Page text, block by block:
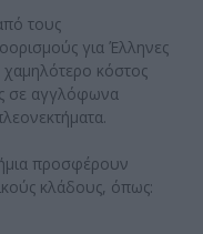
τους
για Έλληνες
χαμηλότερο κόστος
σε αγγλόφωνα
προσφέρουν
κλάδους, όπως: